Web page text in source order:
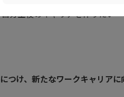
分主役のキャリアを作りたい
つけ、新たなワークキャリアに